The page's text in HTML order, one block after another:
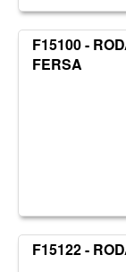
F15100 -
FERSA
F15122 -